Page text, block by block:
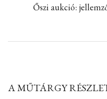
Őszi aukció:
A MŰTÁRGY